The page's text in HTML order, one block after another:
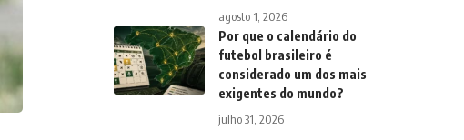
agosto 1, 2026
Por que o calendário do
futebol brasileiro é
considerado um dos mais
exigentes do mundo?
julho 31, 2026